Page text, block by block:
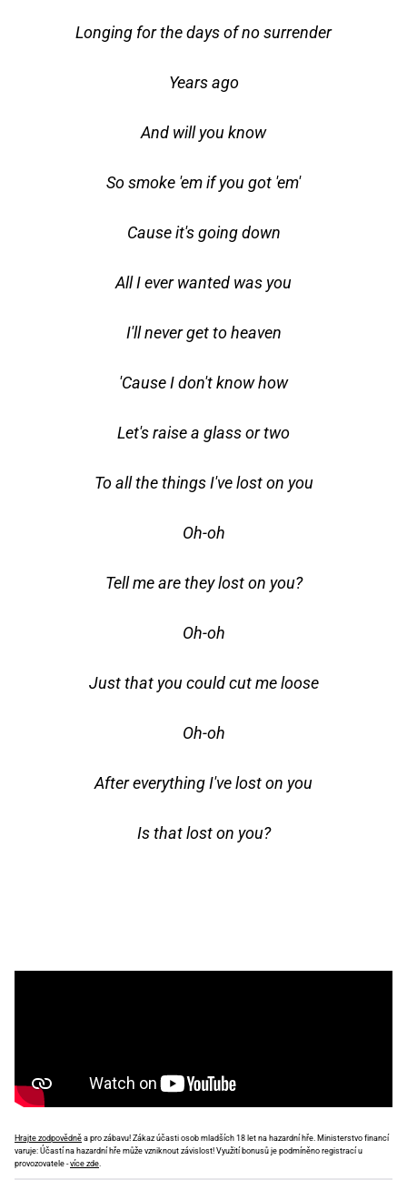
Longing for the days of no surrender
Years ago
And will you know
So smoke 'em if you got 'em'
Cause it's going down
All I ever wanted was you
I'll never get to heaven
'Cause I don't know how
Let's raise a glass or two
To all the things I've lost on you
Oh-oh
Tell me are they lost on you?
Oh-oh
Just that you could cut me loose
Oh-oh
After everything I've lost on you
Is that lost on you?
Hrajte zodpovědně a pro zábavu! Zákaz účasti osob mladších 18 let na hazardní hře. Ministerstvo financí
varuje: Účastí na hazardní hře může vzniknout závislost! Využití bonusů je podmíněno registrací u
provozovatele -více zde